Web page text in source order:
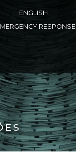
ENGLISH
RESPONSE